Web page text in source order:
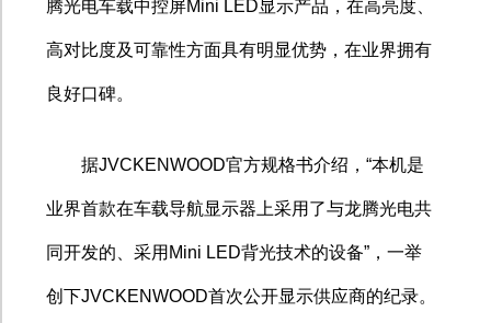
腾光电车载中控屏Mini LED显示产品，在高亮度、
高对比度及可靠性方面具有明显优势，在业界拥有
良好口碑。
据JVCKENWOOD官方规格书介绍， “本机是
业界首款在车载导航显示器上采用了与龙腾光电共
同开发的、采用 Mini LED背光技术的设备” ，一举
创下JVCKENWOOD首次公开显示供应商的纪录。